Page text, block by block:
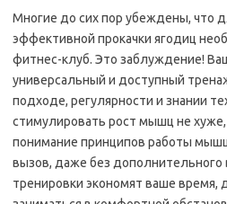
Многие до сих пор убеждены, что
эффективной прокачки ягодиц
фитнес-клуб. Это заблуждение!
универсальный и доступный
подходе, регулярности и знании
стимулировать рост мышц не хуже,
понимание принципов работы
вызов, даже без
тренировки экономят ваше время,